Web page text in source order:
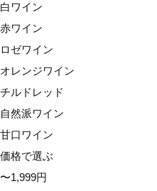
白ワイン
赤ワイン
ロゼワイン
オレンジワイン
チルドレッド
自然派ワイン
甘口ワイン
価格で選ぶ
〜1,999円